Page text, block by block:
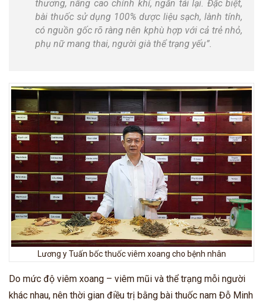
thương, nâng cao chính khí, ngăn tái lại. Đặc biệt,
bài thuốc sử dụng 100% dược liệu sạch, lành tính,
có nguồn gốc rõ ràng nên kphù hợp với cả trẻ nhỏ,
phụ nữ mang thai, người già thể trạng yếu”.
Lương y Tuấn bốc thuốc viêm xoang cho bệnh nhân
Do mức độ viêm xoang – viêm mũi và thể trạng mỗi người
khác nhau, nên thời gian điều trị bằng bài thuốc nam Đỗ Minh